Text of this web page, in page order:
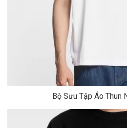
Bộ Sưu Tập Áo Thun